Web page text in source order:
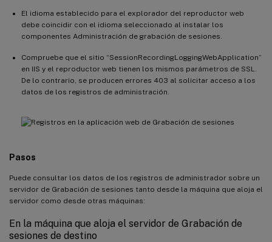
El idioma establecido para el explorador del reproductor web
debe coincidir con el idioma seleccionado al instalar los
componentes Administración de grabación de sesiones.
Compruebe que el sitio “SessionRecordingLoggingWebApplication”
en IIS y el reproductor web tienen los mismos parámetros de SSL.
De lo contrario, se producen errores 403 al solicitar acceso a los
datos de los registros de administración.
Pasos
Puede consultar los datos de los registros de administrador sobre un
servidor de Grabación de sesiones tanto desde la máquina que aloja el
servidor como desde otras máquinas:
En la máquina que aloja el servidor de Grabación de
sesiones de destino